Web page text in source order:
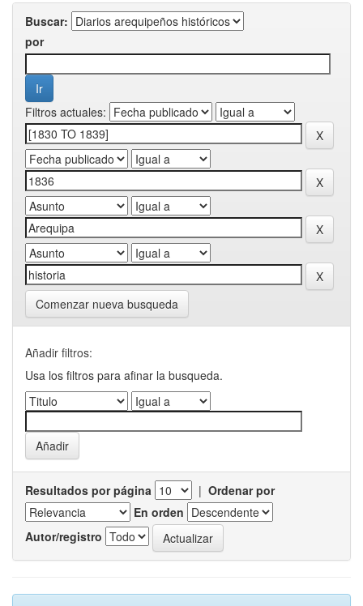
Buscar:
por
Filtros actuales:
Comenzar nueva busqueda
Añadir filtros:
Usa los filtros para afinar la busqueda.
Resultados por página | Ordenar por
En orden
Autor/registro